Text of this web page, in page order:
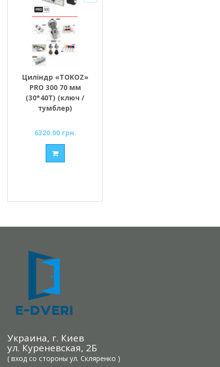
Циліндр «TOKOZ»
PRO 300 70 мм
(30*40T) (ключ /
тумблер)
6320.00 грн.
Украина, г. Киев
ул. Куреневская, 2Б
( вход со стороны ул. Скляренко )